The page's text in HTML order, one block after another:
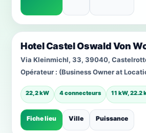
Hotel Castel Oswald Von
Via Kleinmichl, 33, 39040,
Opérateur : (Business Owner at
22,2 kW 4 connecteurs 11 kW, 22.2
Fiche lieu Ville Puissance